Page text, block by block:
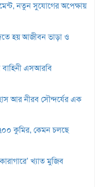
নতুন সুযোগের অপেক্ষায়
হয় আজীবন ভাড়া ও
এসআরবি
আর নীরব সৌন্দর্যের এক
কুমির, কেমন চলছে
খ্যাত মুজিব